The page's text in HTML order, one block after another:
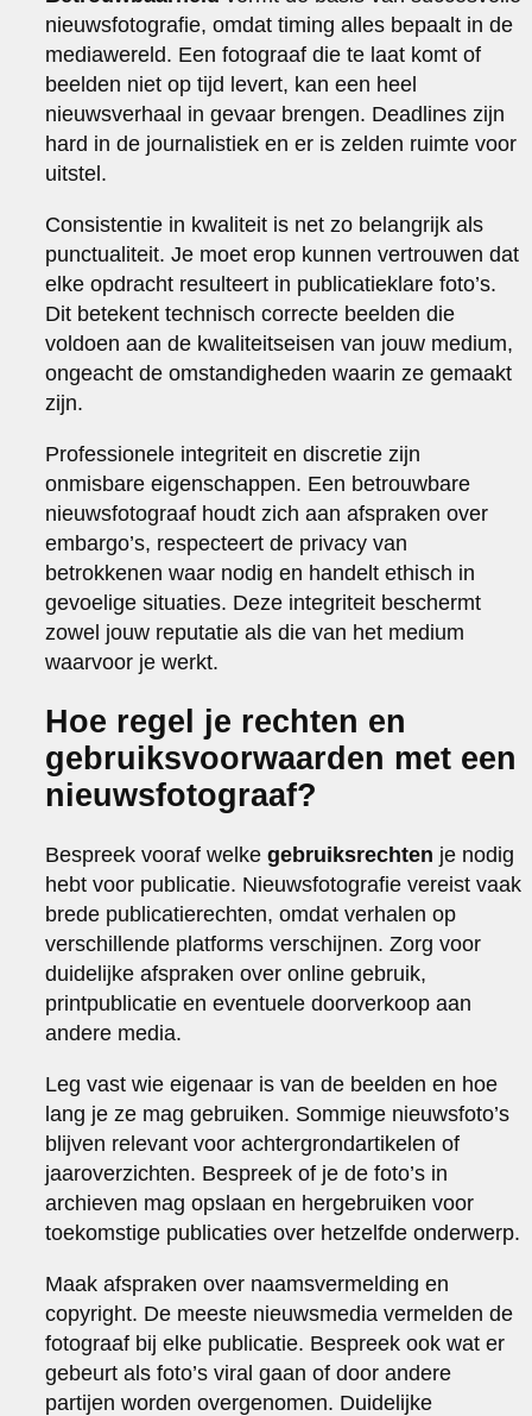
nieuwsfotografie, omdat timing alles bepaalt in de
mediawereld. Een fotograaf die te laat komt of
beelden niet op tijd levert, kan een heel
nieuwsverhaal in gevaar brengen. Deadlines zijn
hard in de journalistiek en er is zelden ruimte voor
uitstel.
Consistentie in kwaliteit is net zo belangrijk als
punctualiteit. Je moet erop kunnen vertrouwen dat
elke opdracht resulteert in publicatieklare foto’s.
Dit betekent technisch correcte beelden die
voldoen aan de kwaliteitseisen van jouw medium,
ongeacht de omstandigheden waarin ze gemaakt
zijn.
Professionele integriteit en discretie zijn
onmisbare eigenschappen. Een betrouwbare
nieuwsfotograaf houdt zich aan afspraken over
embargo’s, respecteert de privacy van
betrokkenen waar nodig en handelt ethisch in
gevoelige situaties. Deze integriteit beschermt
zowel jouw reputatie als die van het medium
waarvoor je werkt.
Hoe regel je rechten en
gebruiksvoorwaarden met een
nieuwsfotograaf?
Bespreek vooraf welkegebruiksrechten je nodig
hebt voor publicatie. Nieuwsfotografie vereist vaak
brede publicatierechten, omdat verhalen op
verschillende platforms verschijnen. Zorg voor
duidelijke afspraken over online gebruik,
printpublicatie en eventuele doorverkoop aan
andere media.
Leg vast wie eigenaar is van de beelden en hoe
lang je ze mag gebruiken. Sommige nieuwsfoto’s
blijven relevant voor achtergrondartikelen of
jaaroverzichten. Bespreek of je de foto’s in
archieven mag opslaan en hergebruiken voor
toekomstige publicaties over hetzelfde onderwerp.
Maak afspraken over naamsvermelding en
copyright. De meeste nieuwsmedia vermelden de
fotograaf bij elke publicatie. Bespreek ook wat er
gebeurt als foto’s viral gaan of door andere
partijen worden overgenomen. Duidelijke